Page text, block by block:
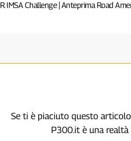
IMSA Challenge | Anteprima Road
Se ti è piaciuto questo
P300.it è una